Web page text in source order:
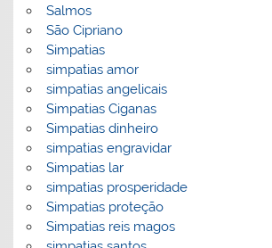
Salmos
São Cipriano
Simpatias
simpatias amor
simpatias angelicais
Simpatias Ciganas
Simpatias dinheiro
simpatias engravidar
Simpatias lar
simpatias prosperidade
Simpatias proteção
Simpatias reis magos